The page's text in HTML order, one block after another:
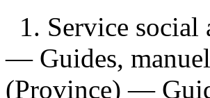
1. Service
— Guides,
(Province) —